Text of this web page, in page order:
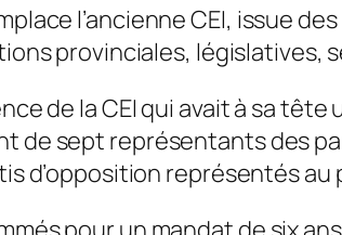
l’ancienne CEI, issue
provinciales, législatives,
de la CEI qui avait à sa tête
de sept représentants des
d’opposition représentés au